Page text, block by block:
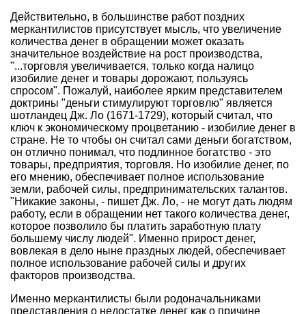
Действительно, в большинстве работ поздних
меркантилистов присутствует мысль, что увеличение
количества денег в обращении может оказать
значительное воздействие на рост производства,
"...торговля увеличивается, только когда налицо
изобилие денег и товары дорожают, пользуясь
спросом". Пожалуй, наиболее ярким представителем
доктрины "деньги стимулируют торговлю" является
шотландец Дж. Ло (1671-1729), который считал, что
ключ к экономическому процветанию - изобилие денег в
стране. Не то чтобы он считал сами деньги богатством,
он отлично понимал, что подлинное богатство - это
товары, предприятия, торговля. Но изобилие денег, по
его мнению, обеспечивает полное использование
земли, рабочей силы, предпринимательских талантов.
"Никакие законы, - пишет Дж. Ло, - не могут дать людям
работу, если в обращении нет такого количества денег,
которое позволило бы платить заработную плату
большему числу людей". Именно прирост денег,
вовлекая в дело ныне праздных людей, обеспечивает
полное использование рабочей силы и других
факторов производства.
Именно меркантилисты были родоначальниками
представления о недостатке денег как о причине